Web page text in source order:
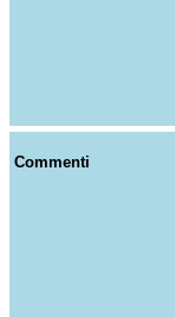
Commenti